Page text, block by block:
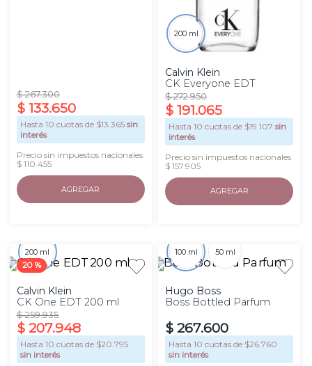
$ 267.300
$ 133.650
Hasta 10 cuotas de $13.365 sin
interés
Precio sin impuestos nacionales
$ 110.455
AGREGAR
200 ml
Calvin Klein
CK Everyone EDT
$ 272.950
$ 191.065
Hasta10 cuotas de $19.107 sin
interés
Precio sin impuestos nacionales
$ 157.905
AGREGAR
20 %
200 ml
Calvin Klein
CK One EDT 200 ml
$ 259.935
$ 207.948
Hasta 10 cuotas de $20.795
sin interés
100 ml 50 ml
Hugo Boss
Boss Bottled Parfum
$ 267.600
Hasta10 cuotas de $26.760
sin interés